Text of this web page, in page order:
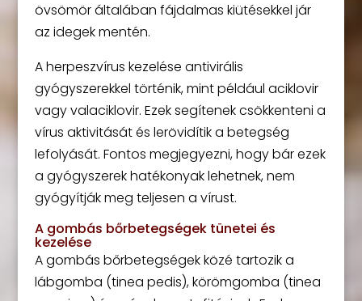
övsömör általában fájdalmas kiütésekkel jár
az idegek mentén.
A herpeszvírus kezelése antivirális
gyógyszerekkel történik, mint például aciklovir
vagy valaciklovir. Ezek segítenek csökkenteni a
vírus aktivitását és lerövidítik a betegség
lefolyását. Fontos megjegyezni, hogy bár ezek
a gyógyszerek hatékonyak lehetnek, nem
gyógyítják meg teljesen a vírust.
A gombás bőrbetegségek tünetei és
kezelése
A gombás bőrbetegségek közé tartozik a
lábgomba (tinea pedis), körömgomba (tinea